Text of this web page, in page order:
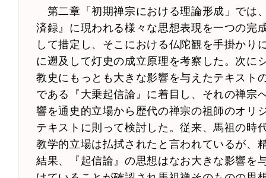
第二章「初期禅宗における理論形成」では
済録』に現われる様々な思想表現を一つの完
して措定し、そこにおける仏陀観を手掛かり
に遡及して灯史の成立原理を考察した。次に
教史にもっとも大きな影響を与えたテキスト
である『大乗起信論』に着目し、それの禅宗
響を通史的立場から歴代の禅宗の祖師のオリ
テキストに則って検討した。従来、馬祖の時
教学的立場は払拭されたと言われているが、
結果、『起信論』の思想はなお大きな影響を